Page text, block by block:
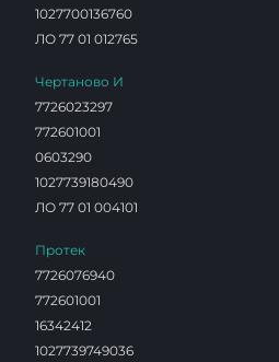
1027700136760
ЛО 77 01 012765
Чертаново И
7726023297
772601001
0603290
1027739180490
ЛО 77 01 004101
Протек
7726076940
772601001
16342412
1027739749036